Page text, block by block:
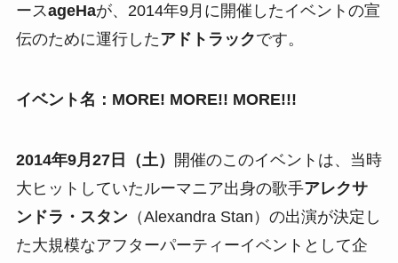
ースageHaが、2014年9月に開催したイベントの宣
伝のために運行したアドトラックです。
イベント名： MORE! MORE!! MORE!!!
2014年9月27日（土）
開催のこのイベントは、当時
大ヒットしていたルーマニア出身の歌手アレクサ
ンドラ・スタン（Alexandra Stan）の出演が決定し
た大規模なアフターパーティーイベントとして企